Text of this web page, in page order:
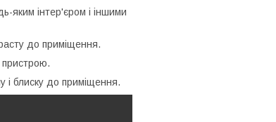
яким інтер'єром і іншими
до приміщення.
і блиску до приміщення.